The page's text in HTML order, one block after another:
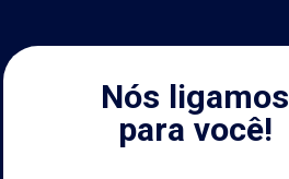
Nós ligamos
para você!